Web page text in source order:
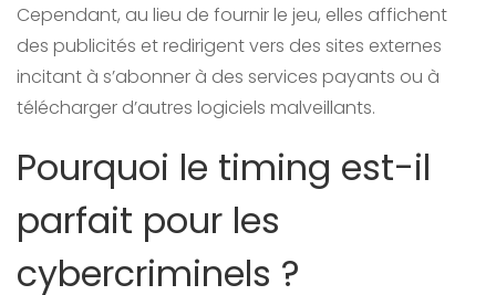
Cependant, au lieu de fournir le jeu, elles affichent
des publicités et redirigent vers des sites externes
incitant à s’abonner à des services payants ou à
télécharger d’autres logiciels malveillants.
Pourquoi le timing est-il
parfait pour les
cybercriminels ?